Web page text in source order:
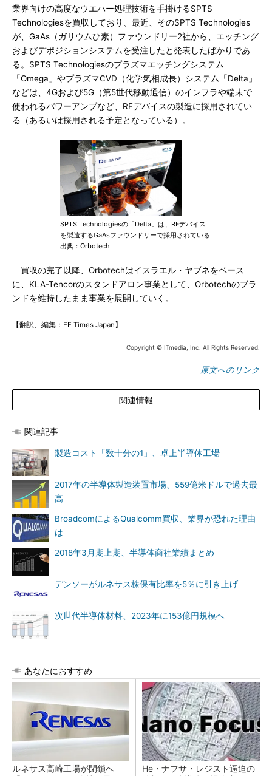
業界向けの高度なウエハー処理技術を手掛けるSPTS
Technologiesを買収しており、最近、そのSPTS Technologies
が、GaAs（ガリウムひ素）ファウンドリー2社から、エッチング
およびデポジションシステムを受注したと発表したばかりであ
る。SPTS Technologiesのプラズマエッチングシステム
「Omega」やプラズマCVD（化学気相成長）システム「Delta」
などは、4Gおよび5G（第5世代移動通信）のインフラや端末で
使われるパワーアンプなど、RFデバイスの製造に採用されてい
る（あるいは採用される予定となっている）。
SPTS Technologiesの「Delta」は、RFデバイス
を製造するGaAsファウンドリーで採用されている
出典：Orbotech
買収の完了以降、Orbotechはイスラエル・ヤブネをベース
に、KLA-Tencorのスタンドアロン事業として、Orbotechのブラ
ンドを維持したまま事業を展開していく。
【翻訳、編集：EE Times Japan】
Copyright © ITmedia, Inc. All Rights Reserved.
原文へのリンク
関連情報
関連記事
製造コスト「数十分の1」、卓上半導体工場
2017年の半導体製造装置市場、559億米ドルで過去最
高
BroadcomによるQualcomm買収、業界が恐れた理由
は
2018年3月期上期、半導体商社業績まとめ
デンソーがルネサス株保有比率を5％に引き上げ
次世代半導体材料、2023年に153億円規模へ
あなたにおすすめ
ルネサス高崎工場が閉鎖へ
He・ナフサ・レジスト逼迫の